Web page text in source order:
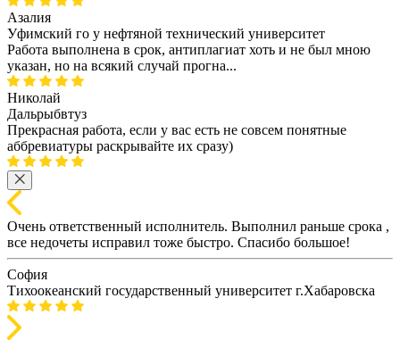
Азалия
Уфимский го у нефтяной технический университет
Работа выполнена в срок, антиплагиат хоть и не был мною
указан, но на всякий случай прогна...
Николай
Дальрыбвтуз
Прекрасная работа, если у вас есть не совсем понятные
аббревиатуры раскрывайте их сразу)
Очень ответственный исполнитель. Выполнил раньше срока ,
все недочеты исправил тоже быстро. Спасибо большое!
София
Тихоокеанский государственный университет г.Хабаровска